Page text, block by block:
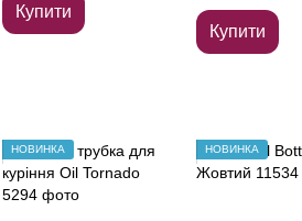
Купити
Купити
НОВИНКА НОВИНКА